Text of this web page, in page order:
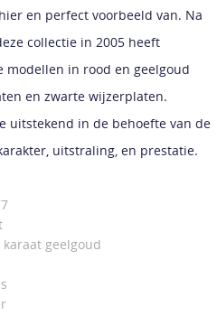
en perfect voorbeeld van. Na
collectie in 2005 heeft
modellen in rood en geelgoud
en zwarte wijzerplaten.
uitstekend in de behoefte van de
uitstraling, en prestatie.
karaat geelgoud